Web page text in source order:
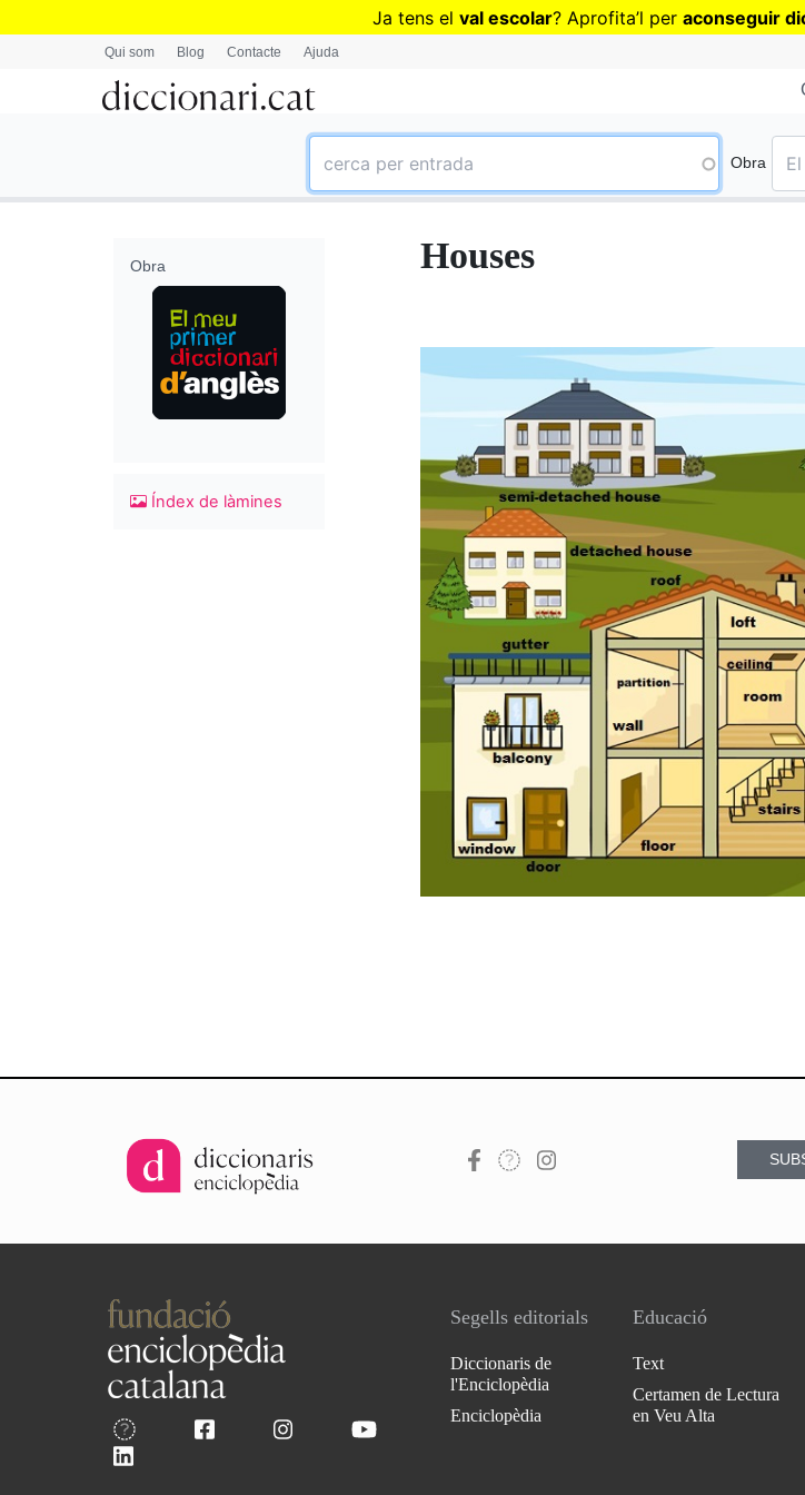
Vés
Ja tens el val escolar? Aprofita’l per aconseguir
Qui som Blog Contacte Ajuda
Obra
Houses
Obra
Índex de làmines
Segells editorials
Diccionaris de
l'Enciclopèdia
Enciclopèdia
Educació
Text
Certamen de Lectura
en Veu Alta